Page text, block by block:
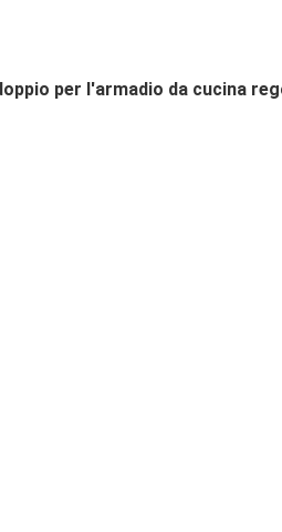
per l'armadio da cucina